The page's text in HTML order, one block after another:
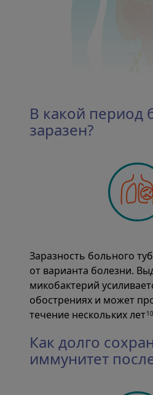
В какой период
заразен?
Заразность больного
от варианта болезни.
микобактерий
обострениях и может
течение нескольких лет10
Как долго
иммунитет